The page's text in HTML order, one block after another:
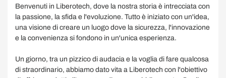
Benvenuti in Liberotech, dove la nostra storia è intrecciata con
la passione, la sfida e l'evoluzione. Tutto è iniziato con un'idea,
una visione di creare un luogo dove la sicurezza, l'innovazione
e la convenienza si fondono in un'unica esperienza.
Un giorno, tra un pizzico di audacia e la voglia di fare qualcosa
di straordinario, abbiamo dato vita a Liberotech con l'obiettivo